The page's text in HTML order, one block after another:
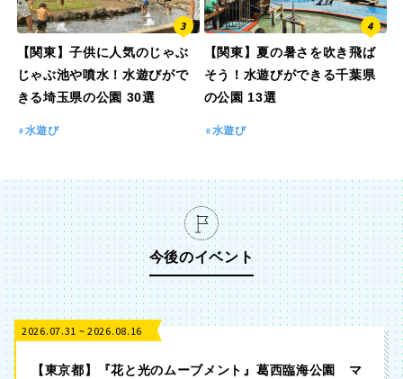
【関東】子供に人気のじゃぶ
じゃぶ池や噴水！水遊びがで
きる埼玉県の公園 30選
水遊び
【関東】夏の暑さを吹き飛ば
そう！水遊びができる千葉県
の公園 13選
水遊び
今後のイベント
2026.07.31 ~ 2026.08.16
【東京都】『花と光のムーブメント』葛西臨海公園 マ